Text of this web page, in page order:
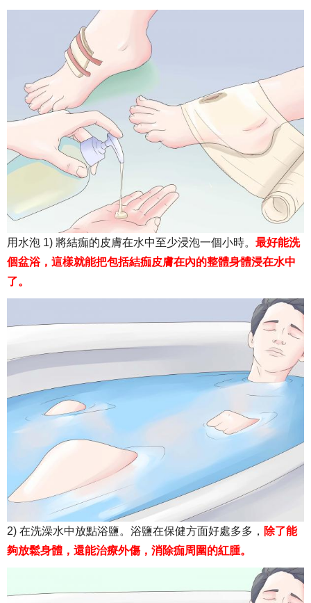
用水泡 1) 將結痂的皮膚在水中至少浸泡一個小時。 最好能洗
個盆浴，這樣就能把包括結痂皮膚在內的整體身體浸在水中
了。
2) 在洗澡水中放點浴鹽。浴鹽在保健方面好處多多， 除了能
夠放鬆身體，還能治療外傷，消除痂周圍的紅腫。